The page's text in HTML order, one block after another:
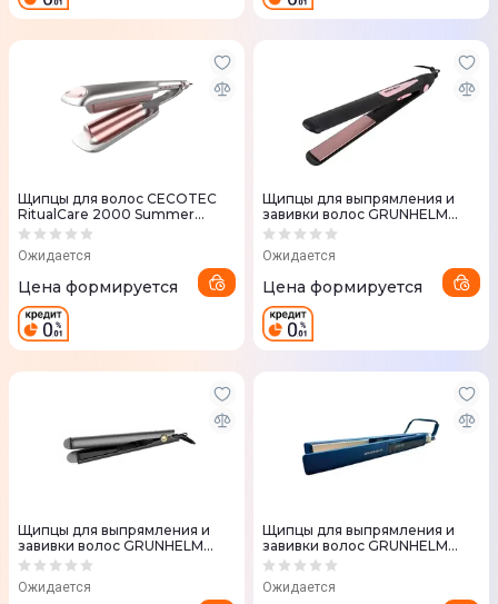
Щипцы для волос CECOTEC
RitualCare 2000 Summer
Waves
Ожидается
Цена формируется
Щипцы для выпрямления и
завивки волос GRUNHELM
GHS-607 116792
Ожидается
Цена формируется
Щипцы для выпрямления и
завивки волос GRUNHELM
GHS-630 116794
Ожидается
Щипцы для выпрямления и
завивки волос GRUNHELM
GHS-656R 131673
Ожидается